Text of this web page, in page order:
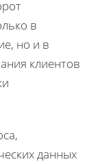
в
но и в
клиентов
данных